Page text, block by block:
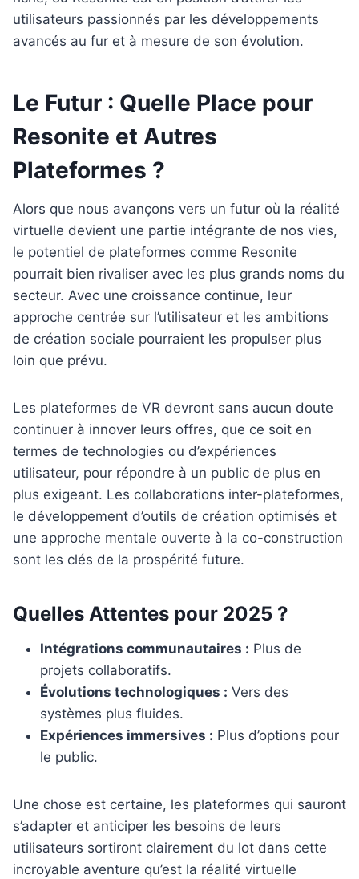
utilisateurs passionnés par les développements
avancés au fur et à mesure de son évolution.
Le Futur : Quelle Place pour
Resonite et Autres
Plateformes ?
Alors que nous avançons vers un futur où la réalité
virtuelle devient une partie intégrante de nos vies,
le potentiel de plateformes comme Resonite
pourrait bien rivaliser avec les plus grands noms du
secteur. Avec une croissance continue, leur
approche centrée sur l’utilisateur et les ambitions
de création sociale pourraient les propulser plus
loin que prévu.
Les plateformes de VR devront sans aucun doute
continuer à innover leurs offres, que ce soit en
termes de technologies ou d’expériences
utilisateur, pour répondre à un public de plus en
plus exigeant. Les collaborations inter-plateformes,
le développement d’outils de création optimisés et
une approche mentale ouverte à la co-construction
sont les clés de la prospérité future.
Quelles Attentes pour 2025 ?
Intégrations communautaires : Plus de
projets collaboratifs.
Évolutions technologiques : Vers des
systèmes plus fluides.
Expériences immersives : Plus d’options pour
le public.
Une chose est certaine, les plateformes qui sauront
s’adapter et anticiper les besoins de leurs
utilisateurs sortiront clairement du lot dans cette
incroyable aventure qu’est la réalité virtuelle